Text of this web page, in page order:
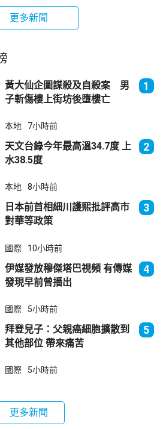
更多新聞
黃大仙企圖謀殺及自殺案 男
子斬傷樓上街坊後墮樓亡
1
本地 7小時前
天文台錄今年最高溫34.7度 上
水38.5度
2
本地 8小時前
日本前首相細川護熙批評高市
對華等政策
3
國際 10小時前
伊媒發放穆傑塔巴視頻 有傳媒
發現早前曾播出
4
國際 5小時前
拜登兒子：父親癌細胞擴散到
其他部位 帶來痛苦
5
國際 5小時前
更多新聞